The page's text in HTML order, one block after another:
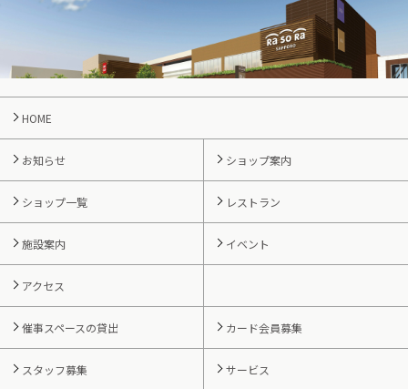
HOME
お知らせ ショップ案内
ショップ一覧 レストラン
施設案内 イベント
アクセス
催事スペースの貸出 カード会員募集
スタッフ募集 サービス